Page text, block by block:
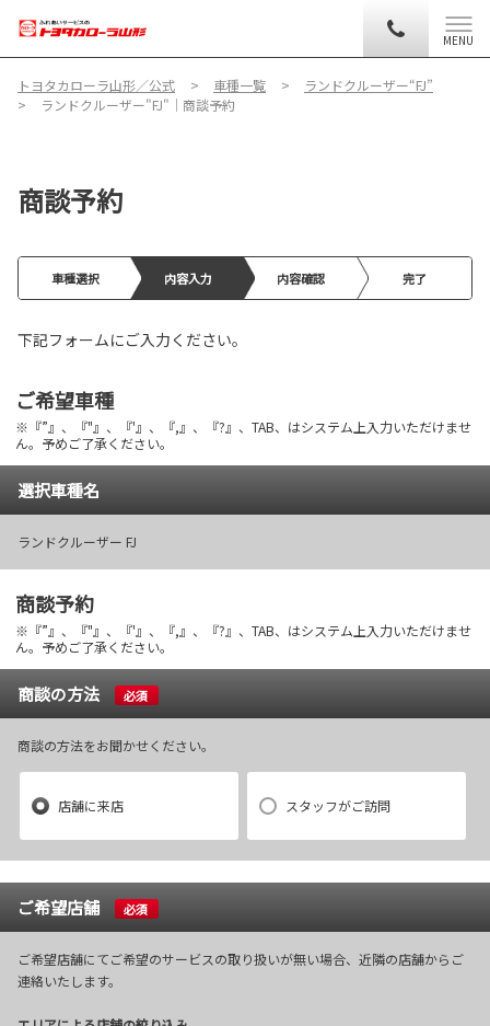
MENU
トヨタカローラ山形／公式 車種一覧
ランドクルーザー“FJ”
ランドクルーザー"FJ"│商談予約
商談予約
車種選択 内容入力 内容確認 完了
下記フォームにご入力ください。
ご希望車種
※『”』、『"』、『'』、『,』、『?』、TAB、はシステム上入力いただけませ
ん。予めご了承ください。
選択車種名
ランドクルーザー FJ
商談予約
※『”』、『"』、『'』、『,』、『?』、TAB、はシステム上入力いただけませ
ん。予めご了承ください。
商談の方法 必須
商談の方法をお聞かせください。
店舗に来店 スタッフがご訪問
ご希望店舗 必須
ご希望店舗にてご希望のサービスの取り扱いが無い場合、近隣の店舗からご
連絡いたします。